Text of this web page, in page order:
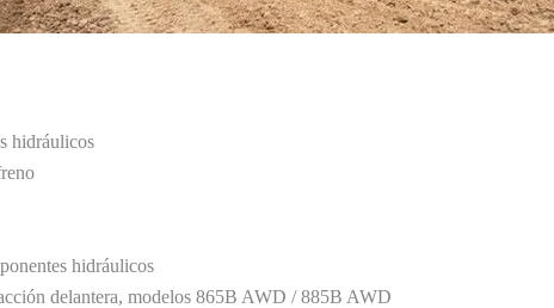
hidráulicos
hidráulicos
delantera, modelos 865B AWD / 885B AWD